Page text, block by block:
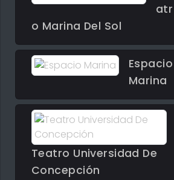
atr
o Marina Del Sol
Espacio
Marina
Teatro Universidad De
Concepción